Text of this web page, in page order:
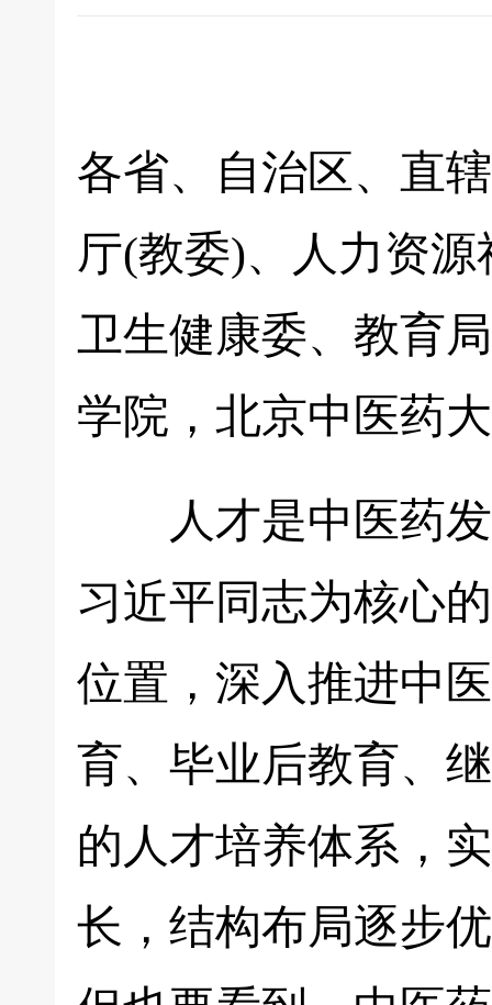
各省、自治区、直
厅(教委)、人力资
卫生健康委、教育
学院，北京中医药
人才是中医药发
习近平同志为核心
位置，深入推进中
育、毕业后教育、
的人才培养体系，
长，结构布局逐步